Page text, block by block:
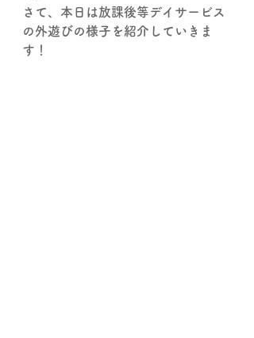
さて、本日は放課後等デイサービス
の外遊びの様子を紹介していきま
す！